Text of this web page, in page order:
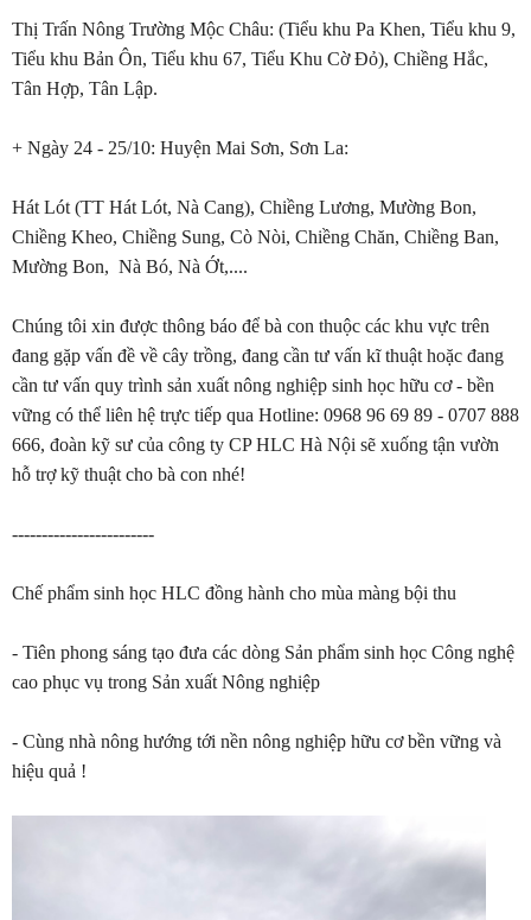
Thị Trấn Nông Trường Mộc Châu: (Tiểu khu Pa Khen, Tiểu khu 9,
Tiểu khu Bản Ôn, Tiểu khu 67, Tiểu Khu Cờ Đỏ), Chiềng Hắc,
Tân Hợp, Tân Lập.
+ Ngày 24 - 25/10: Huyện Mai Sơn, Sơn La:
Hát Lót (TT Hát Lót, Nà Cang), Chiềng Lương, Mường Bon,
Chiềng Kheo, Chiềng Sung, Cò Nòi, Chiềng Chăn, Chiềng Ban,
Mường Bon, Nà Bó, Nà Ớt,....
Chúng tôi xin được thông báo để bà con thuộc các khu vực trên
đang gặp vấn đề về cây trồng, đang cần tư vấn kĩ thuật hoặc đang
cần tư vấn quy trình sản xuất nông nghiệp sinh học hữu cơ - bền
vững có thể liên hệ trực tiếp qua Hotline: 0968 96 69 89 - 0707 888
666, đoàn kỹ sư của công ty CP HLC Hà Nội sẽ xuống tận vườn
hỗ trợ kỹ thuật cho bà con nhé!
------------------------
Chế phẩm sinh học HLC đồng hành cho mùa màng bội thu
- Tiên phong sáng tạo đưa các dòng Sản phẩm sinh học Công nghệ
cao phục vụ trong Sản xuất Nông nghiệp
- Cùng nhà nông hướng tới nền nông nghiệp hữu cơ bền vững và
hiệu quả !